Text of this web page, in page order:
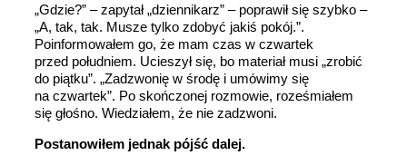
„Gdzie?” – zapytał „dziennikarz” – poprawił się szybko –
„A, tak, tak. Musze tylko zdobyć jakiś pokój.”.
Poinformowałem go, że mam czas w czwartek
przed południem. Ucieszył się, bo materiał musi „zrobić
do piątku”. „Zadzwonię w środę i umówimy się
na czwartek”. Po skończonej rozmowie, roześmiałem
się głośno. Wiedziałem, że nie zadzwoni.
Postanowiłem jednak pójść dalej.